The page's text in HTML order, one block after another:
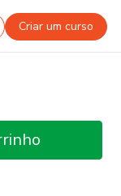
Criar um curso